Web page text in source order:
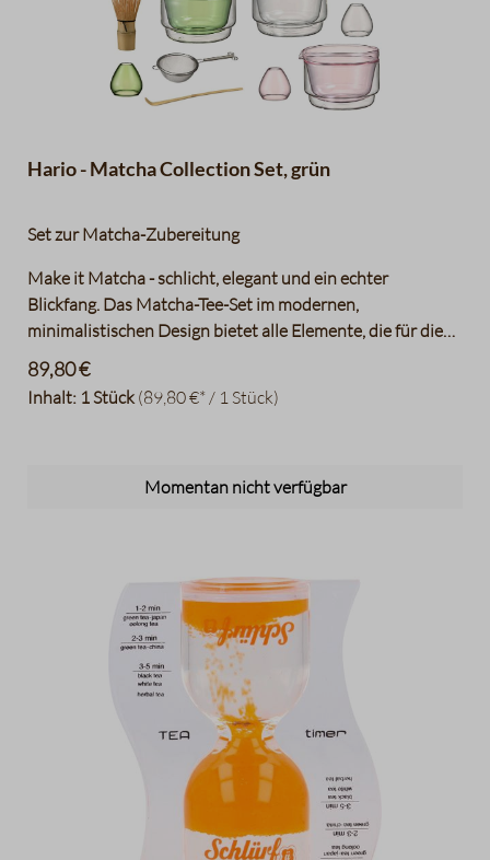
Hario - Matcha Collection Set, grün
Set zur Matcha-Zubereitung
Make it Matcha - schlicht, elegant und ein echter
Blickfang. Das Matcha-Tee-Set im modernen,
minimalistischen Design bietet alle Elemente, die für die
Zubereitung köstlicher Matcha-Getränke in den eigenen
vier Wänden benötigt werden. Als Geschenk ebenso
geeignet wie zur Verfeinerung der persönlichen
Matcha-Schale - Chasen-Ständer - Chasen (Bambusbesen)
hitzebeständigem Glas. Farbe: grün
Inhalt: 1 Stück(89,80 €* / 1 Stück)
89,80 €
Momentan nicht verfügbar